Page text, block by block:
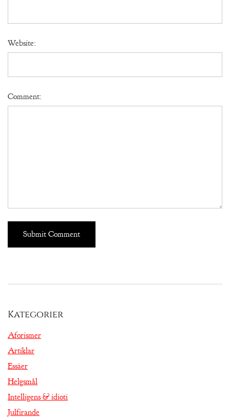
Website:
Comment:
Kategorier
Aforismer
Artiklar
Essäer
Helgsmål
Intelligens & idioti
Julfirande